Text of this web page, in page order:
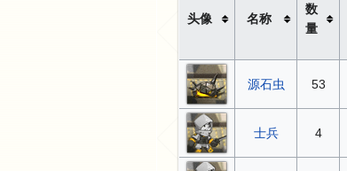
头像 名称
数
量
源石虫 53
士兵 4